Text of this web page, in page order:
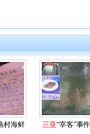
村海鲜
三亚“宰客”事